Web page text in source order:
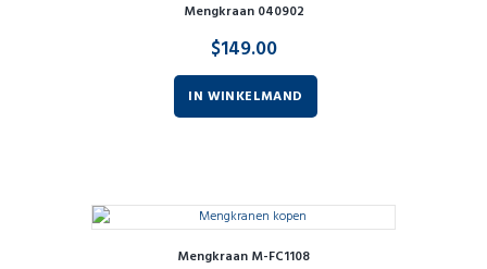
Mengkraan 040902
$149.00
IN WINKELMAND
Mengkraan M-FC1108